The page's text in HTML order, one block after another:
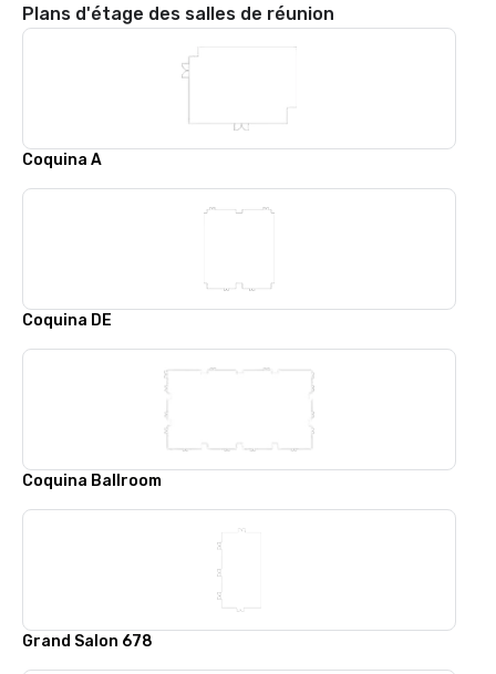
Plans d'étage des salles de réunion
Coquina A
Coquina DE
Coquina Ballroom
Grand Salon 678